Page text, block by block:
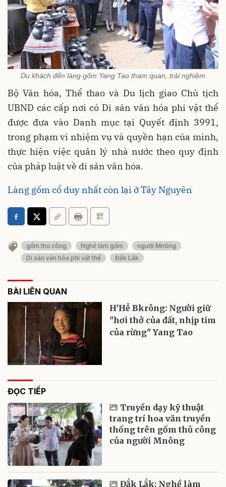
Du khách đến làng gốm Yang Tao tham quan, trải nghiệm
Bộ Văn hóa, Thể thao và Du lịch giao Chủ tịch
UBND các cấp nơi có Di sản văn hóa phi vật thể
được đưa vào Danh mục tại Quyết định 3991,
trong phạm vi nhiệm vụ và quyền hạn của mình,
thực hiện việc quản lý nhà nước theo quy định
của pháp luật về di sản văn hóa.
Làng gốm cổ duy nhất còn lại ở Tây Nguyên
gốm thủ công Nghề làm gốm
người Mnông
Di sản văn hóa phi vật thể
Đắk Lắk
BÀI LIÊN QUAN
H'Hễ Bkrông: Người giữ
"hơi thở của đất, nhịp tim
của rừng" Yang Tao
ĐỌC TIẾP
Truyền dạy kỹ thuật
trang trí hoa văn truyền
thống trên gốm thủ công
của người Mnông
Đắk Lắk: Nghề làm